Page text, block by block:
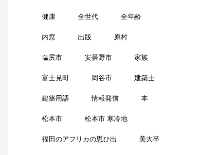
健康 全世代 全年齢
内窓 出版 原村
塩尻市 安曇野市 家族
富士見町 岡谷市 建築士
建築用語 情報発信 本
松本市 松本市 寒冷地
福田のアフリカの思ひ出 美大卒